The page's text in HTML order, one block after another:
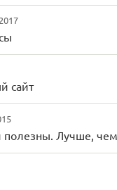
сайт
Лучше,